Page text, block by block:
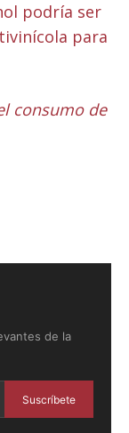
podría ser
para
consumo de
de la
Suscríbete